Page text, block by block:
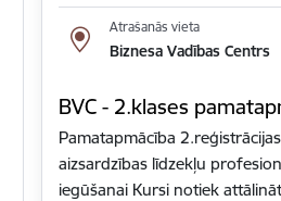
Atrašanās vieta
Biznesa Vadības Centrs
BVC - 2.klases
Pamatapmācība
aizsardzības līdzekļu
iegūšanai Kursi notiek